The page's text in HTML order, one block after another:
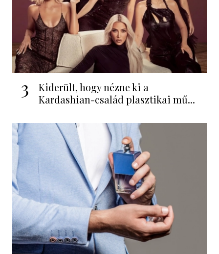
3
Kiderült, hogy nézne ki a
Kardashian-család plasztikai mű...